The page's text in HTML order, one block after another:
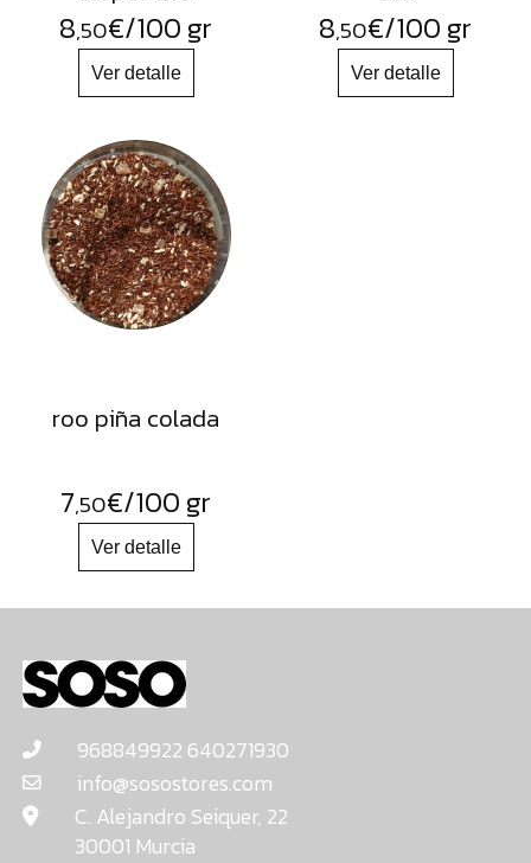
8,50€/100 gr 8,50€/100 gr
roo piña colada
7,50€/100 gr
968849922 640271930
info@sosostores.com
C. Alejandro Seiquer, 22
30001 Murcia